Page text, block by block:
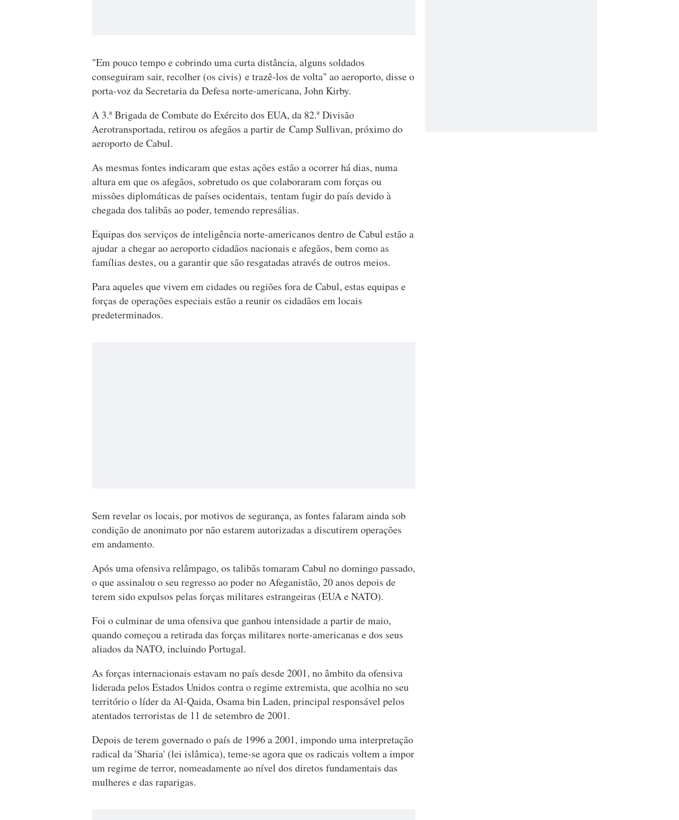
"Em pouco tempo e cobrindo uma curta distância, alguns soldados
conseguiram sair, recolher (os civis) e trazê-los de volta" ao aeroporto, disse o
porta-voz da Secretaria da Defesa norte-americana, John Kirby.
A 3.ª Brigada de Combate do Exército dos EUA, da 82.ª Divisão
Aerotransportada, retirou os afegãos a partir de Camp Sullivan, próximo do
aeroporto de Cabul.
As mesmas fontes indicaram que estas ações estão a ocorrer há dias, numa
altura em que os afegãos, sobretudo os que colaboraram com forças ou
missões diplomáticas de países ocidentais, tentam fugir do país devido à
chegada dos talibãs ao poder, temendo represálias.
Equipas dos serviços de inteligência norte-americanos dentro de Cabul estão a
ajudar a chegar ao aeroporto cidadãos nacionais e afegãos, bem como as
famílias destes, ou a garantir que são resgatadas através de outros meios.
Para aqueles que vivem em cidades ou regiões fora de Cabul, estas equipas e
forças de operações especiais estão a reunir os cidadãos em locais
predeterminados.
Sem revelar os locais, por motivos de segurança, as fontes falaram ainda sob
condição de anonimato por não estarem autorizadas a discutirem operações
em andamento.
Após uma ofensiva relâmpago, os talibãs tomaram Cabul no domingo passado,
o que assinalou o seu regresso ao poder no Afeganistão, 20 anos depois de
terem sido expulsos pelas forças militares estrangeiras (EUA e NATO).
Foi o culminar de uma ofensiva que ganhou intensidade a partir de maio,
quando começou a retirada das forças militares norte-americanas e dos seus
aliados da NATO, incluindo Portugal.
As forças internacionais estavam no país desde 2001, no âmbito da ofensiva
liderada pelos Estados Unidos contra o regime extremista, que acolhia no seu
território o líder da Al-Qaida, Osama bin Laden, principal responsável pelos
atentados terroristas de 11 de setembro de 2001.
Depois de terem governado o país de 1996 a 2001, impondo uma interpretação
radical da 'Sharia' (lei islâmica), teme-se agora que os radicais voltem a impor
um regime de terror, nomeadamente ao nível dos diretos fundamentais das
mulheres e das raparigas.